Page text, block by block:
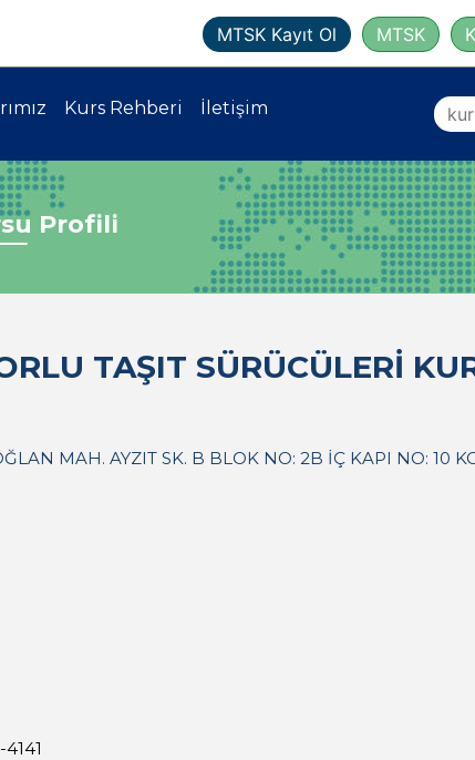
MTSK Kayıt Ol MTSK
Kurs Rehberi İletişim
Profili
TAŞIT SÜRÜCÜLERİ
MAH. AYZIT SK. B BLOK NO: 2B İÇ KAPI NO: 10